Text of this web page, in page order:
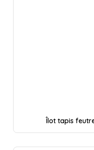
Îlot tapis